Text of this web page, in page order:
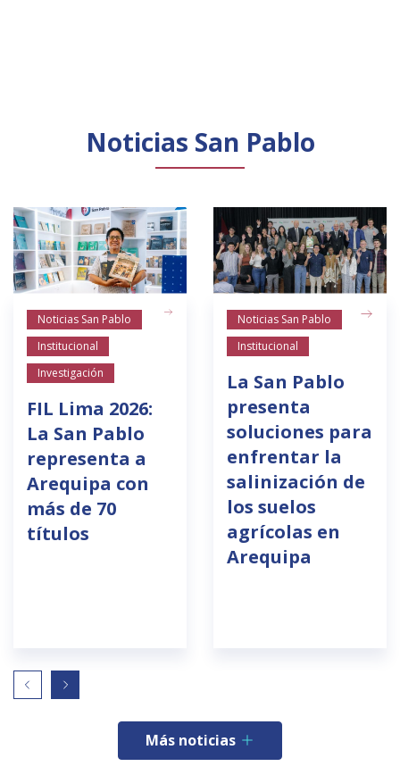
Noticias San Pablo
Noticias San Pablo
Institucional
Investigación
FIL Lima 2026:
La San Pablo
representa a
Arequipa con
más de 70
títulos
Noticias San Pablo
Institucional
La San Pablo
presenta
soluciones para
enfrentar la
salinización de
los suelos
agrícolas en
Arequipa
Más noticias